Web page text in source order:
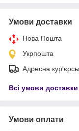
Умови доставки
Нова Пошта
Укрпошта
Адресна
Всі умови доставки
Умови оплати